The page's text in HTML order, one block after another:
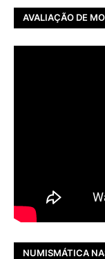
AVALIAÇÃO DE
NUMISMÁTICA